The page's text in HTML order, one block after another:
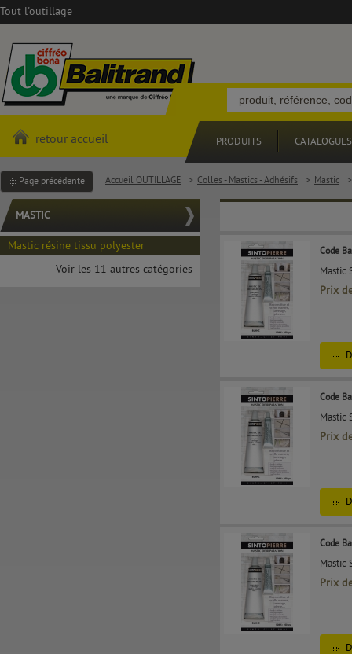
Tout l'outillage
retour accueil PRODUITS CATALOGUES
Page précédente Accueil OUTILLAGE > Colles - Mastics - Adhésifs > Mastic >
MASTIC
Mastic résine tissu polyester
Voir les 11 autres catégories
Code
Mastic
Prix
Code
Mastic
Prix
Code
Mastic
Prix